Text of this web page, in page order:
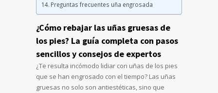
Preguntas frecuentes uña engrosada
¿Cómo rebajar las uñas gruesas de
los pies? La guía completa con pasos
sencillos y consejos de expertos
¿Te resulta incómodo lidiar con uñas de los pies
que se han engrosado con el tiempo? Las uñas
gruesas no solo son antiestéticas, sino que